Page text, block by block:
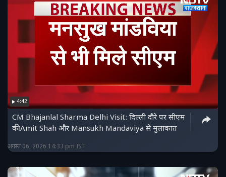
4:42
CM Bhajanlal Sharma Delhi Visit: दिल्ली दौरे पर सीएम
की Amit Shah और Mansukh Mandaviya से मुलाकात
अगस्त 06, 2026 14:33 pm IST